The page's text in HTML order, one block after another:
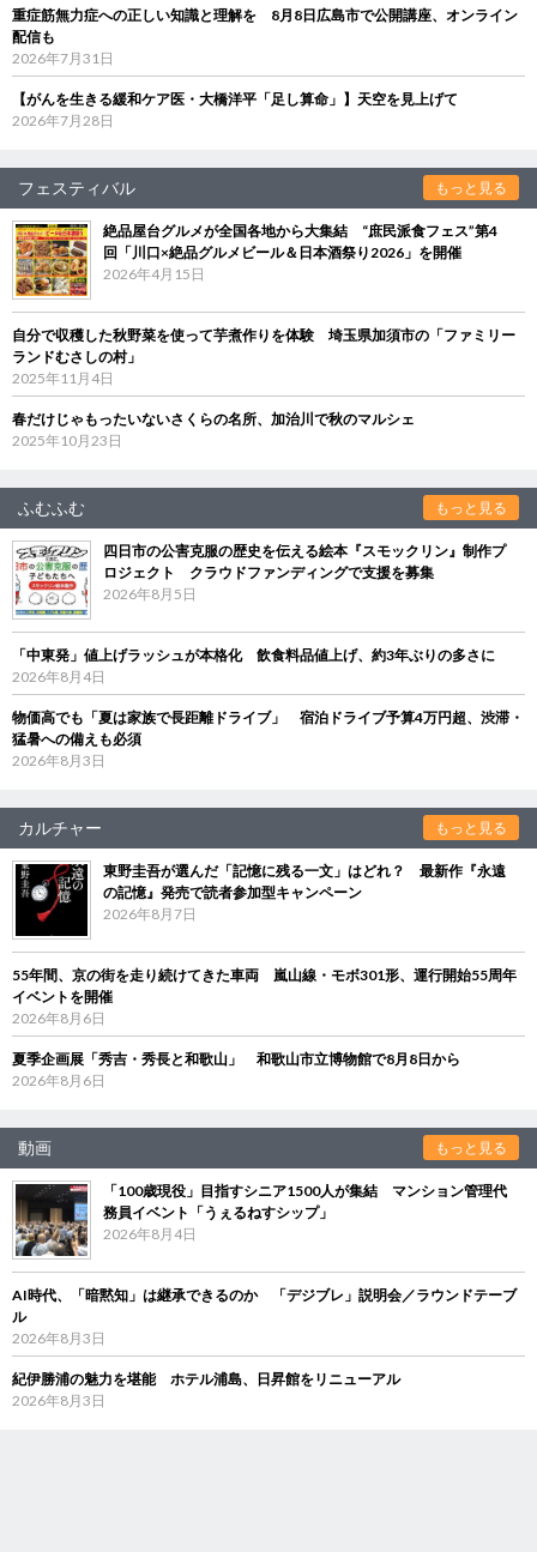
重症筋無力症への正しい知識と理解を 8月8日広島市で公開講座、オンライン
配信も
2026年7月31日
【がんを生きる緩和ケア医・大橋洋平「足し算命」】天空を見上げて
2026年7月28日
フェスティバル もっと見る
絶品屋台グルメが全国各地から大集結 “庶民派食フェス”第4
回「川口×絶品グルメビール＆日本酒祭り2026」を開催
2026年4月15日
自分で収穫した秋野菜を使って芋煮作りを体験 埼玉県加須市の「ファミリー
ランドむさしの村」
2025年11月4日
春だけじゃもったいないさくらの名所、加治川で秋のマルシェ
2025年10月23日
ふむふむ もっと見る
四日市の公害克服の歴史を伝える絵本『スモックリン』制作プ
ロジェクト クラウドファンディングで支援を募集
2026年8月5日
「中東発」値上げラッシュが本格化 飲食料品値上げ、約3年ぶりの多さに
2026年8月4日
物価高でも「夏は家族で長距離ドライブ」 宿泊ドライブ予算4万円超、渋滞・
猛暑への備えも必須
2026年8月3日
カルチャー もっと見る
東野圭吾が選んだ「記憶に残る一文」はどれ？ 最新作『永遠
の記憶』発売で読者参加型キャンペーン
2026年8月7日
55年間、京の街を走り続けてきた車両 嵐山線・モボ301形、運行開始55周年
イベントを開催
2026年8月6日
夏季企画展「秀吉・秀長と和歌山」 和歌山市立博物館で8月8日から
2026年8月6日
動画 もっと見る
「100歳現役」目指すシニア1500人が集結 マンション管理代
務員イベント「うぇるねすシップ」
2026年8月4日
AI時代、「暗黙知」は継承できるのか 「デジブレ」説明会／ラウンドテーブ
ル
2026年8月3日
紀伊勝浦の魅力を堪能 ホテル浦島、日昇館をリニューアル
2026年8月3日